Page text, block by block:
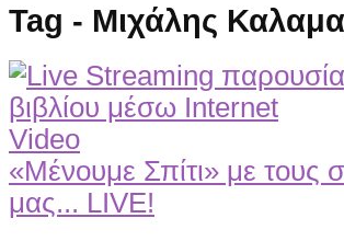
Tag - Μιχάλης
Video
«Μένουμε Σπίτι» με τους
μας... LIVE!